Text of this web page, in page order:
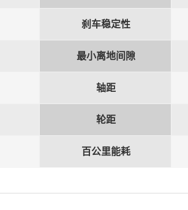
刹车稳定性
最小离地间隙
轴距
轮距
百公里能耗